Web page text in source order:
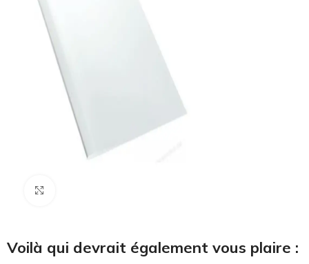
Voilà qui devrait également vous plaire :